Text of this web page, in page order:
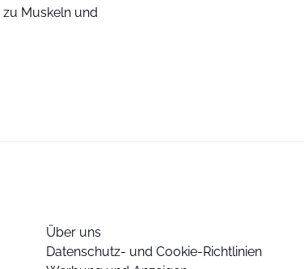
Muskeln und
Über uns
Datenschutz- und Cookie-Richtlinien